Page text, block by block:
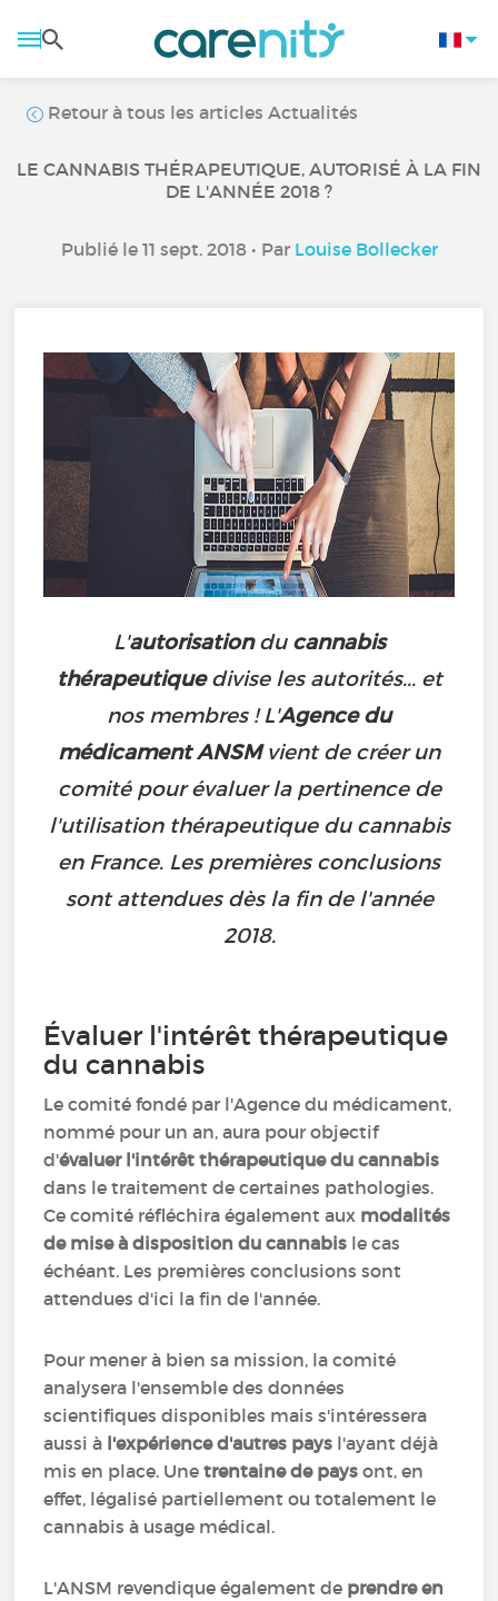
Retour à tous les articles Actualités
LE CANNABIS THÉRAPEUTIQUE, AUTORISÉ À LA FIN
DE L'ANNÉE 2018 ?
Publié le 11 sept. 2018 • Par Louise Bollecker
L'autorisationdu cannabis
thérapeutiquedivise les autorités... et
nos membres !L'Agence du
médicament ANSMvient de créer un
comité pour évaluer la pertinence de
l'utilisation thérapeutique du cannabis
en France. Les premières conclusions
sont attendues dès la fin de l'année
2018.
Évaluer l'intérêt thérapeutique
du cannabis
Le comité fondé par l'Agence du médicament,
nommé pour un an, aura pour objectif
d'évaluer l'intérêt thérapeutique du cannabis
dans le traitement de certaines pathologies.
Ce comité réfléchira également aux modalités
de mise à disposition du cannabis le cas
échéant. Les premières conclusions sont
attendues d'ici la fin de l'année.
Pour mener à bien sa mission, la comité
analysera l'ensemble des données
scientifiques disponibles mais s'intéressera
aussi à l'expérience d'autres pays l'ayant déjà
mis en place. Unetrentaine de pays ont, en
effet, légalisé partiellement ou totalement le
cannabis à usage médical.
L'ANSM revendique également de prendre en